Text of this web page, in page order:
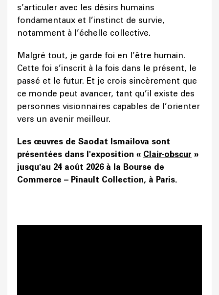
s’articuler avec les désirs humains
fondamentaux et l’instinct de survie,
notamment à l’échelle collective.
Malgré tout, je garde foi en l’être humain.
Cette foi s’inscrit à la fois dans le présent, le
passé et le futur. Et je crois sincèrement que
ce monde peut avancer, tant qu’il existe des
personnes visionnaires capables de l’orienter
vers un avenir meilleur.
Les œuvres de Saodat Ismailova sont
présentées dans l'exposition « Clair-obscur »
jusqu'au 24 août 2026 à la Bourse de
Commerce – Pinault Collection, à Paris.